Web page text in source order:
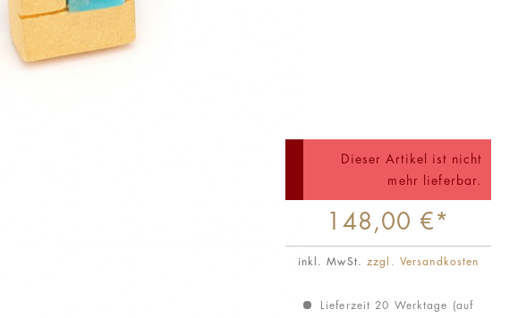
Dieser Artikel ist nicht
mehr lieferbar.
148,00 €*
inkl. MwSt. zzgl. Versandkosten
Lieferzeit 20 Werktage (auf